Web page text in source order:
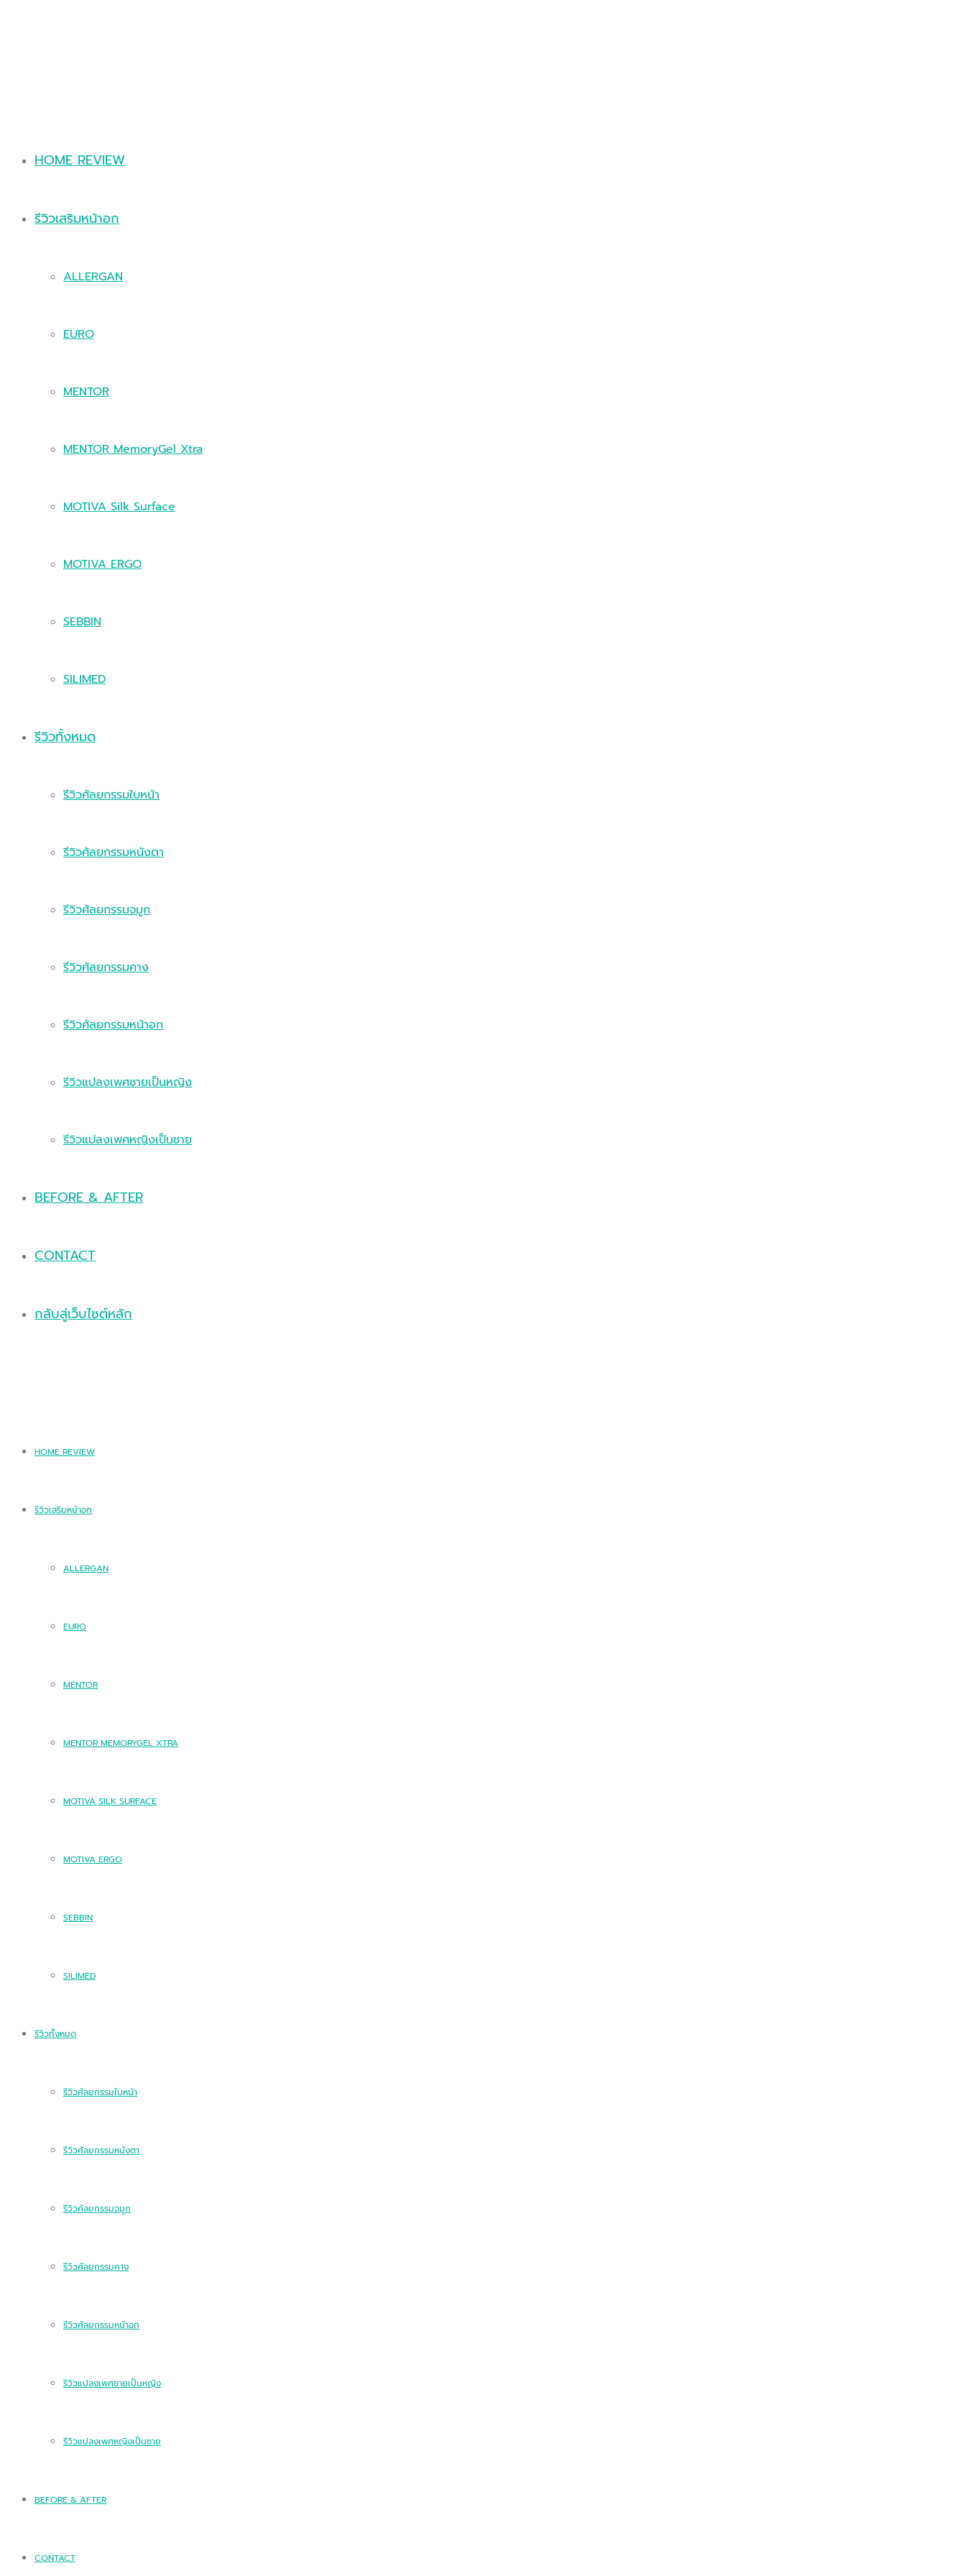
HOME REVIEW
รีวิวเสริมหน้าอก
ALLERGAN
EURO
MENTOR
MENTOR MemoryGel Xtra
MOTIVA Silk Surface
MOTIVA ERGO
SEBBIN
SILIMED
รีวิวทั้งหมด
รีวิวศัลยกรรมใบหน้า
รีวิวศัลยกรรมหนังตา
รีวิวศัลยกรรมจมูก
รีวิวศัลยกรรมคาง
รีวิวศัลยกรรมหน้าอก
รีวิวแปลงเพศชายเป็นหญิง
รีวิวแปลงเพศหญิงเป็นชาย
BEFORE & AFTER
CONTACT
กลับสู่เว็บไซต์หลัก
HOME REVIEW
รีวิวเสริมหน้าอก
ALLERGAN
EURO
MENTOR
MENTOR MEMORYGEL XTRA
MOTIVA SILK SURFACE
MOTIVA ERGO
SEBBIN
SILIMED
รีวิวทั้งหมด
รีวิวศัลยกรรมใบหน้า
รีวิวศัลยกรรมหนังตา
รีวิวศัลยกรรมจมูก
รีวิวศัลยกรรมคาง
รีวิวศัลยกรรมหน้าอก
รีวิวแปลงเพศชายเป็นหญิง
รีวิวแปลงเพศหญิงเป็นชาย
BEFORE & AFTER
CONTACT